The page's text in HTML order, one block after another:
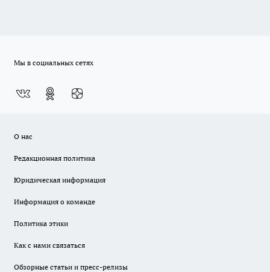
Мы в социальных сетях
О нас
Редакционная политика
Юридическая информация
Информация о команде
Политика этики
Как с нами связаться
Обзорные статьи и пресс-релизы